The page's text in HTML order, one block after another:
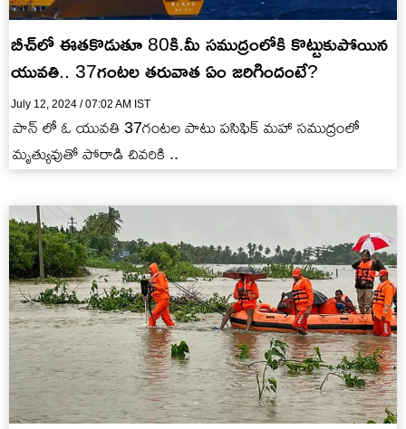
బీచ్‌లో ఈతకొడుతూ 80కి.మీ సముద్రంలోకి కొట్టుకుపోయిన
యువతి.. 37గంటల తరువాత ఏం జరిగిందంటే?
July 12, 2024 / 07:02 AM IST
పాన్ లో ఓ యువతి 37గంటల పాటు పసిఫిక్ మహా సముద్రంలో
మృత్యువుతో పోరాడి చివరికి ..